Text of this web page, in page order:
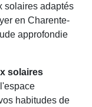
solaires adaptés
en Charente-
approfondie
solaires
habitudes de